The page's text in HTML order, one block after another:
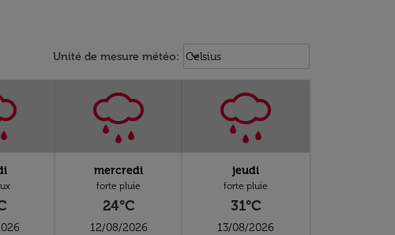
Unité de mesure météo: Weather unit option Celsius
Celsius
keyboard_arrow_down
mercredi
forte pluie
24°C
12/08/2026
jeudi
forte pluie
31°C
13/08/2026